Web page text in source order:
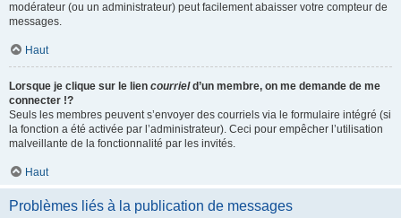
modérateur (ou un administrateur) peut facilement abaisser votre compteur de
messages.
Haut
Lorsque je clique sur le lien courrield’un membre, on me demande de me
connecter !?
Seuls les membres peuvent s’envoyer des courriels via le formulaire intégré (si
la fonction a été activée par l’administrateur). Ceci pour empêcher l’utilisation
malveillante de la fonctionnalité par les invités.
Haut
Problèmes liés à la publication de messages